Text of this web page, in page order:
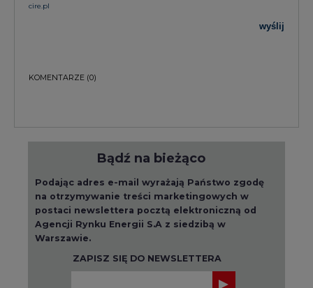
cire.pl
wyślij
KOMENTARZE (0)
Bądź na bieżąco
Podając adres e-mail wyrażają Państwo zgodę
na otrzymywanie treści marketingowych w
postaci newslettera pocztą elektroniczną od
Agencji Rynku Energii S.A z siedzibą w
Warszawie.
ZAPISZ SIĘ DO NEWSLETTERA